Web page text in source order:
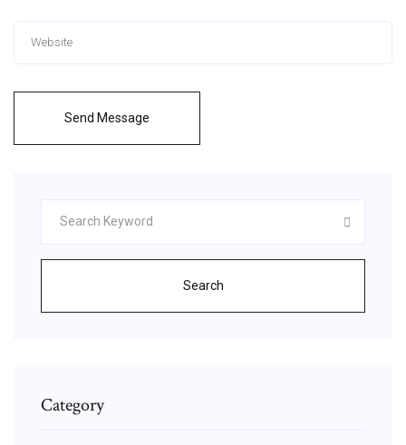
Send Message
Search
Category